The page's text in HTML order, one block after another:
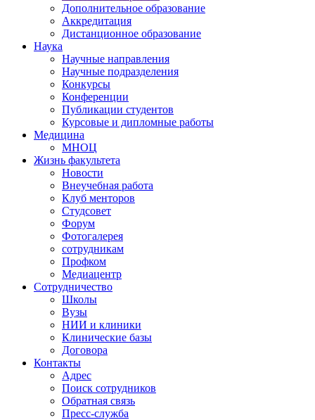
Дополнительное образование
Аккредитация
Дистанционное образование
Наука
Научные направления
Научные подразделения
Конкурсы
Конференции
Публикации студентов
Курсовые и дипломные работы
Медицина
МНОЦ
Жизнь факультета
Новости
Внеучебная работа
Клуб менторов
Студсовет
Форум
Фотогалерея
сотрудникам
Профком
Медиацентр
Сотрудничество
Школы
Вузы
НИИ и клиники
Клинические базы
Договора
Контакты
Адрес
Поиск сотрудников
Обратная связь
Пресс-служба